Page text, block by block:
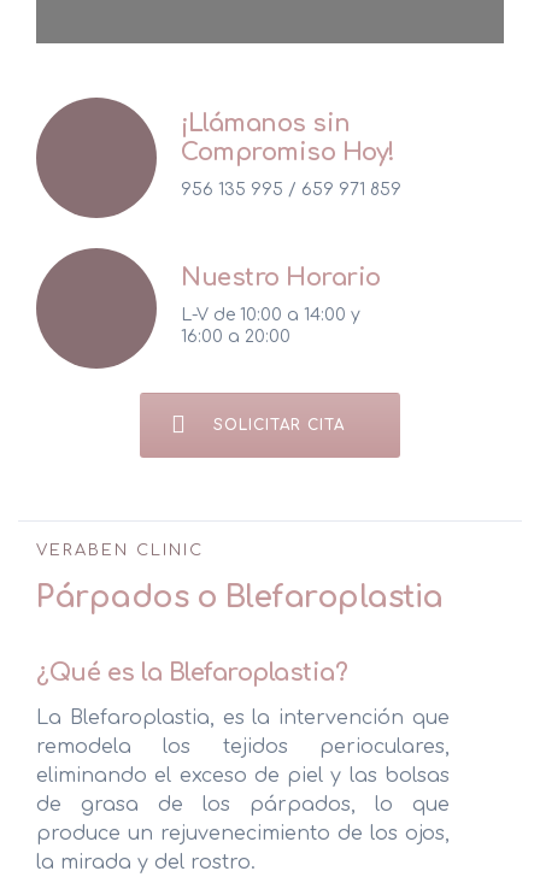
Rinomodelación
Tratamiento de Manchas
LANLUMA V y LANLUMA X
Celulitis
Obesidad
Adiposidad Localizada
Remodelación de Glúteos
Varices Estéticas
¡Llámanos sin
Compromiso Hoy!
956 135 995 / 659 971 859
Nuestro Horario
L-V de 10:00 a 14:00 y
16:00 a 20:00
SOLICITAR CITA
VERABEN CLINIC
Párpados o Blefaroplastia
¿Qué es la Blefaroplastia?
La Blefaroplastia, es la intervención que
remodela los tejidos perioculares,
eliminando el exceso de piel y las bolsas
de grasa de los párpados, lo que
produce un rejuvenecimiento de los ojos,
la mirada y del rostro.